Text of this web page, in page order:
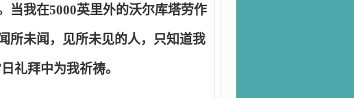
当我在5000英里外的沃尔库塔劳作
所未闻，见所未见的人，只知道我
礼拜中为我祈祷。